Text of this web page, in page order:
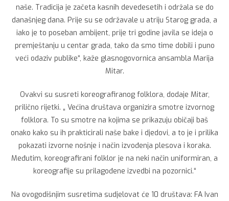
naše. Tradicija je začeta kasnih devedesetih i održala se do
današnjeg dana. Prije su se održavale u atriju Starog grada, a
iako je to poseban ambijent, prije tri godine javila se ideja o
premještanju u centar grada, tako da smo time dobili i puno
veći odaziv publike“, kaže glasnogovornica ansambla Marija
Mitar.
Ovakvi su susreti koreografiranog folklora, dodaje Mitar,
prilično rijetki. „ Većina društava organizira smotre izvornog
folklora. To su smotre na kojima se prikazuju običaji baš
onako kako su ih prakticirali naše bake i djedovi, a to je i prilika
pokazati izvorne nošnje i način izvođenja plesova i koraka.
Međutim, koreografirani folklor je na neki način uniformiran, a
koreografije su prilagođene izvedbi na pozornici.“
Na ovogodišnjim susretima sudjelovat će 10 društava: FA Ivan